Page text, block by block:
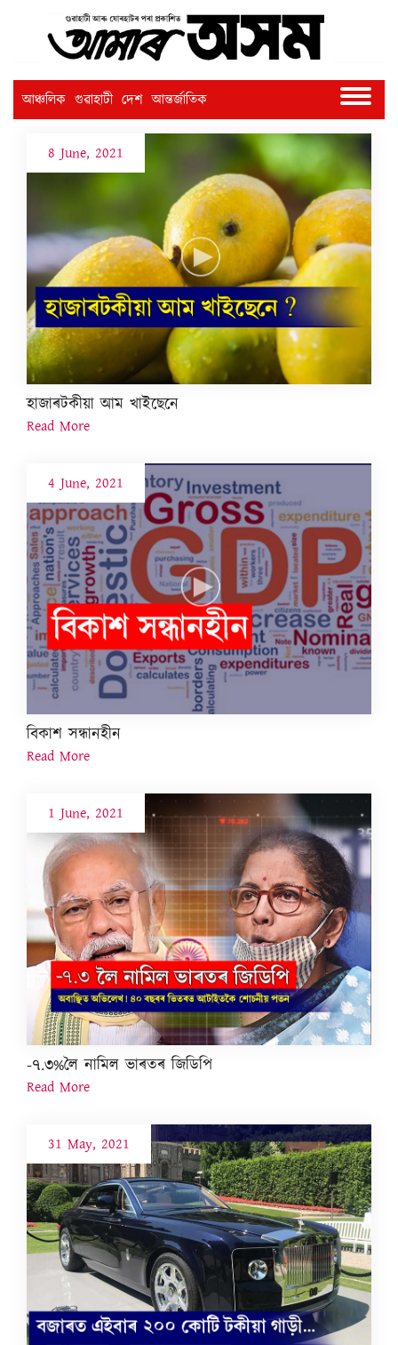
আঞ্চলিক গুৱাহাটী দেশ আন্তৰ্জাতিক
8 June, 2021
হাজাৰটকীয়া আম খাইছেনে
Read More
4 June, 2021
বিকাশ সন্ধানহীন
Read More
1 June, 2021
-৭.৩%লৈ নামিল ভাৰতৰ জিডিপি
Read More
31 May, 2021